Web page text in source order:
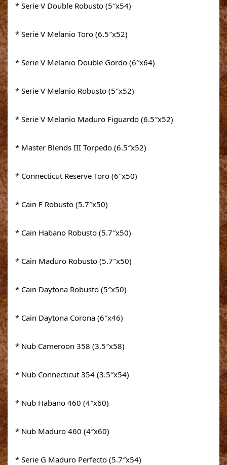
* Serie V Double Robusto (5″x54)
* Serie V Melanio Toro (6.5″x52)
* Serie V Melanio Double Gordo (6″x64)
* Serie V Melanio Robusto (5″x52)
* Serie V Melanio Maduro Figuardo (6.5″x52)
* Master Blends III Torpedo (6.5″x52)
* Connecticut Reserve Toro (6″x50)
* Cain F Robusto (5.7″x50)
* Cain Habano Robusto (5.7″x50)
* Cain Maduro Robusto (5.7″x50)
* Cain Daytona Robusto (5″x50)
* Cain Daytona Corona (6″x46)
* Nub Cameroon 358 (3.5″x58)
* Nub Connecticut 354 (3.5″x54)
* Nub Habano 460 (4″x60)
* Nub Maduro 460 (4″x60)
* Serie G Maduro Perfecto (5.7″x54)